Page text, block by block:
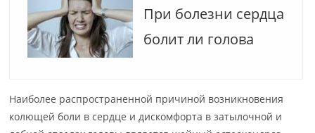
При болезни сердца
болит ли голова
Наиболее распространенной причиной возникновения
колющей боли в сердце и дискомфорта в затылочной и